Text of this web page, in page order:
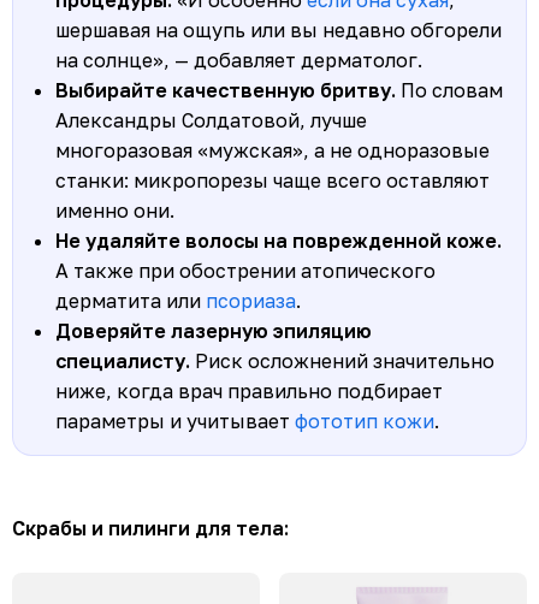
шершавая на ощупь или вы недавно обгорели
на солнце», — добавляет дерматолог.
Выбирайте качественную бритву. По словам
Александры Солдатовой, лучше
многоразовая «мужская», а не одноразовые
станки: микропорезы чаще всего оставляют
именно они.
Не удаляйте волосы на поврежденной коже.
А также при обострении атопического
дерматита или псориаза.
Доверяйте лазерную эпиляцию
специалисту. Риск осложнений значительно
ниже, когда врач правильно подбирает
параметры и учитывает фототип кожи.
Скрабы и пилинги для тела: